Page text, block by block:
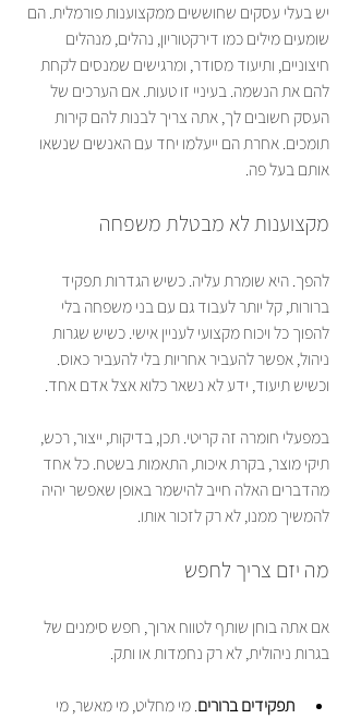
יש בעלי עסקים שחוששים ממקצוענות פורמלית. הם
שומעים מילים כמו דירקטוריון, נהלים, מנהלים
חיצוניים, ותיעוד מסודר, ומרגישים שמנסים לקחת
להם את הנשמה. בעיניי זו טעות. אם הערכים של
העסק חשובים לך, אתה צריך לבנות להם קירות
תומכים. אחרת הם ייעלמו יחד עם האנשים שנשאו
אותם בעל פה.
מקצוענות לא מבטלת משפחה
להפך. היא שומרת עליה. כשיש הגדרות תפקיד
ברורות, קל יותר לעבוד גם עם בני משפחה בלי
להפוך כל ויכוח מקצועי לעניין אישי. כשיש שגרות
ניהול, אפשר להעביר אחריות בלי להעביר כאוס.
וכשיש תיעוד, ידע לא נשאר כלוא אצל אדם אחד.
במפעלי חומרה זה קריטי. תכן, בדיקות, ייצור, רכש,
תיקי מוצר, בקרת איכות, התאמות בשטח. כל אחד
מהדברים האלה חייב להישמר באופן שאפשר יהיה
להמשיך ממנו, לא רק לזכור אותו.
מה יזם צריך לחפש
אם אתה בוחן שותף לטווח ארוך, חפש סימנים של
בגרות ניהולית, לא רק נחמדות או ותק.
תפקידים ברורים. מי מחליט, מי מאשר, מי